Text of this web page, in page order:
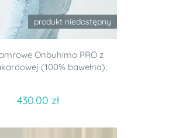
produkt niedostępny
Onbuhimo PRO z
(100% bawełna),
430.00 zł